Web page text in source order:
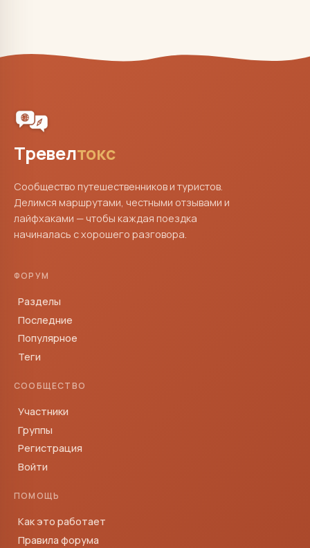
Тревелтокс
Сообщество путешественников и туристов.
Делимся маршрутами, честными отзывами и
лайфхаками — чтобы каждая поездка
начиналась с хорошего разговора.
ФОРУМ
Разделы
Последние
Популярное
Теги
СООБЩЕСТВО
Участники
Группы
Регистрация
Войти
ПОМОЩЬ
Как это работает
Правила форума